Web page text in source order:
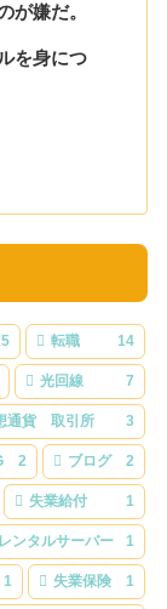
が嫌だ。
を身につ
転職 14
光回線 7
通貨 取引所 3
2 ブログ 2
失業給付 1
レンタルサーバー 1
1 失業保険 1